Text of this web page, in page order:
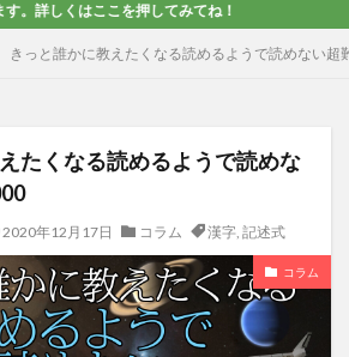
してみてね！
きっと誰かに教えたくなる読めるようで読めない超
たくなる読めるようで読めな
2020年12月17日 コラム 漢字, 記述式
コラム